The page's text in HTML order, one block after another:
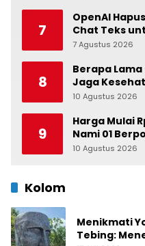
7
OpenAI
Chat Teks
7 Agustus 2026
8
Berapa
Jaga
10 Agustus 2026
9
Harga Mulai
Nami 01
10 Agustus 2026
Kolom
Menikmati
Tebing: